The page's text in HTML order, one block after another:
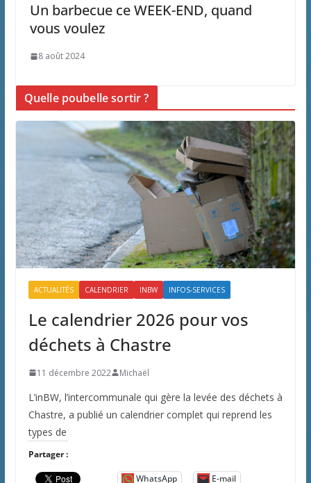
Un barbecue ce WEEK-END, quand
vous voulez
8 août 2024
Quelle poubelle sortir ?
ACTUALITÉS CALENDRIER INBW INFOS-SERVICES
Le calendrier 2026 pour vos
déchets à Chastre
11 décembre 2022 Michaël
L’inBW, l’intercommunale qui gère la levée des déchets à
Chastre, a publié un calendrier complet qui reprend les
types de
Partager :
WhatsApp E-mail